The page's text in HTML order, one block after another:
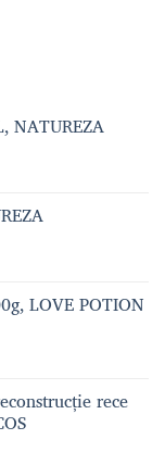
NATUREZA
LOVE POTION
rece